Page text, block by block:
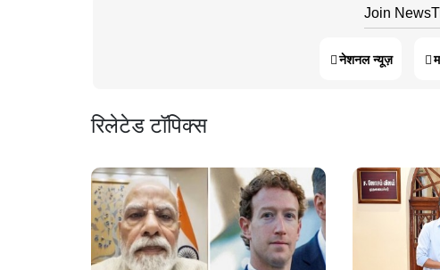
Join
नेशनल न्यूज़
रिलेटेड टॉपिक्स